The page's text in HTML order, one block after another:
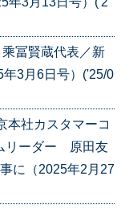
冨賢蔵代表／新
年3月6日号）('25/0
本社カスタマーコ
リーダー 原田友
に（2025年2月27